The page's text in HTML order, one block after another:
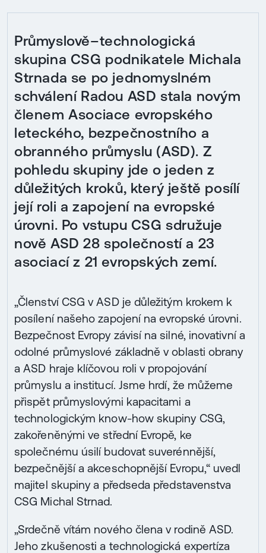
Průmyslově–technologická
skupina CSG podnikatele Michala
Strnada se po jednomyslném
schválení Radou ASD stala novým
členem Asociace evropského
leteckého, bezpečnostního a
obranného průmyslu (ASD). Z
pohledu skupiny jde o jeden z
důležitých kroků, který ještě posílí
její roli a zapojení na evropské
úrovni. Po vstupu CSG sdružuje
nově ASD 28 společností a 23
asociací z 21 evropských zemí.
„Členství CSG v ASD je důležitým krokem k
posílení našeho zapojení na evropské úrovni.
Bezpečnost Evropy závisí na silné, inovativní a
odolné průmyslové základně v oblasti obrany
a ASD hraje klíčovou roli v propojování
průmyslu a institucí. Jsme hrdí, že můžeme
přispět průmyslovými kapacitami a
technologickým know-how skupiny CSG,
zakořeněnými ve střední Evropě, ke
společnému úsilí budovat suverénnější,
bezpečnější a akceschopnější Evropu,“ uvedl
majitel skupiny a předseda představenstva
CSG Michal Strnad.
„Srdečně vítám nového člena v rodině ASD.
Jeho zkušenosti a technologická expertíza